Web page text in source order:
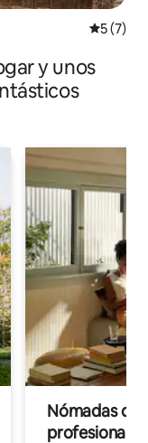
5 (7)
y unos
Nómadas